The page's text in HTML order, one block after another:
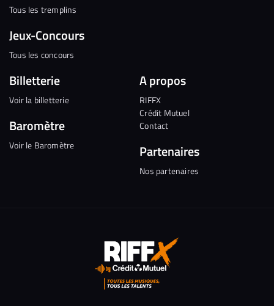
Tous les tremplins
Jeux-Concours
Tous les concours
Billetterie
Voir la billetterie
Baromètre
Voir le Baromètre
A propos
RIFFX
Crédit Mutuel
Contact
Partenaires
Nos partenaires